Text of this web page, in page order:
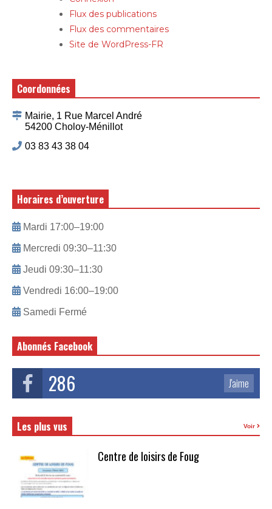
Flux des publications
Flux des commentaires
Site de WordPress-FR
Coordonnées
Mairie, 1 Rue Marcel André
54200 Choloy-Ménillot
03 83 43 38 04
Horaires d’ouverture
Mardi 17:00–19:00
Mercredi 09:30–11:30
Jeudi 09:30–11:30
Vendredi 16:00–19:00
Samedi Fermé
Abonnés Facebook
286 J'aime
Les plus vus Voir
Centre de loisirs de Foug